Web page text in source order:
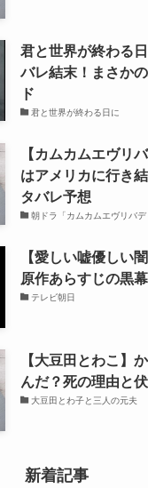
君と世界が終わる
バレ結末！まさか
ド
君と世界が終わる日に
【カムカムエヴリ
はアメリカに行き
タバレ予想
朝ドラ「カムカムエヴリバデ
【愛しい嘘優しい
原作あらすじの黒
テレビ朝日
【大豆田とわこ】
んだ？死の理由と
大豆田とわ子と三人の元夫
新着記事